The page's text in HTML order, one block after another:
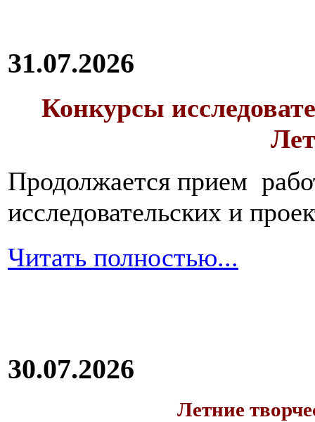
31.07.2026
Конкурсы
Продолжается прием
исследовательских и
Читать полностью...
30.07.2026
Летние